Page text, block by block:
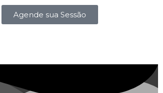
Agende sua Sessão